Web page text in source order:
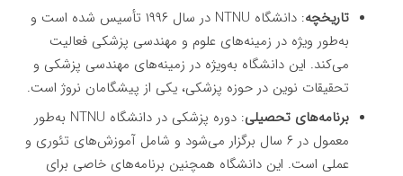
تاریخچه
: دانشگاه NTNU در سال ۱۹۹۶ تأسیس شده است و
به‌طور ویژه در زمینه‌های علوم و مهندسی پزشکی فعالیت
می‌کند. این دانشگاه به‌ویژه در زمینه‌های مهندسی پزشکی و
تحقیقات نوین در حوزه پزشکی، یکی از پیشگامان نروژ است.
برنامه‌های تحصیلی
: دوره پزشکی در دانشگاه NTNU به‌طور
معمول در ۶ سال برگزار می‌شود و شامل آموزش‌های تئوری و
عملی است. این دانشگاه همچنین برنامه‌های خاصی برای